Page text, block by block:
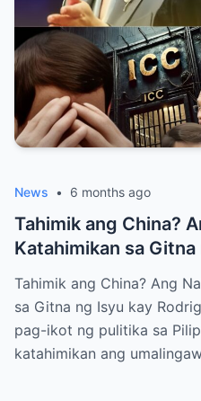
News • 6 months ago
Tahimik ang China?
Katahimikan sa
Tahimik ang China? Ang
sa Gitna ng Isyu kay
pag-ikot ng pulitika sa
katahimikan ang